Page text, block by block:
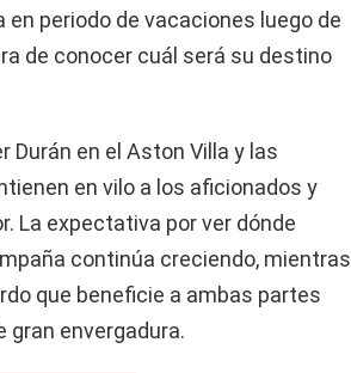
periodo de vacaciones luego de
de conocer cuál será su destino
Durán en el Aston Villa y las
en vilo a los aficionados y
La expectativa por ver dónde
continúa creciendo, mientras
que beneficie a ambas partes
envergadura.